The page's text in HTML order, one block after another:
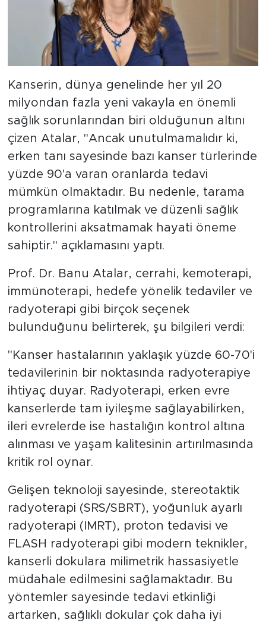
Kanserin, dünya genelinde her yıl 20
milyondan fazla yeni vakayla en önemli
sağlık sorunlarından biri olduğunun altını
çizen Atalar, "Ancak unutulmamalıdır ki,
erken tanı sayesinde bazı kanser türlerinde
yüzde 90'a varan oranlarda tedavi
mümkün olmaktadır. Bu nedenle, tarama
programlarına katılmak ve düzenli sağlık
kontrollerini aksatmamak hayati öneme
sahiptir." açıklamasını yaptı.
Prof. Dr. Banu Atalar, cerrahi, kemoterapi,
immünoterapi, hedefe yönelik tedaviler ve
radyoterapi gibi birçok seçenek
bulunduğunu belirterek, şu bilgileri verdi:
"Kanser hastalarının yaklaşık yüzde 60-70'i
tedavilerinin bir noktasında radyoterapiye
ihtiyaç duyar. Radyoterapi, erken evre
kanserlerde tam iyileşme sağlayabilirken,
ileri evrelerde ise hastalığın kontrol altına
alınması ve yaşam kalitesinin artırılmasında
kritik rol oynar.
Gelişen teknoloji sayesinde, stereotaktik
radyoterapi (SRS/SBRT), yoğunluk ayarlı
radyoterapi (IMRT), proton tedavisi ve
FLASH radyoterapi gibi modern teknikler,
kanserli dokulara milimetrik hassasiyetle
müdahale edilmesini sağlamaktadır. Bu
yöntemler sayesinde tedavi etkinliği
artarken, sağlıklı dokular çok daha iyi